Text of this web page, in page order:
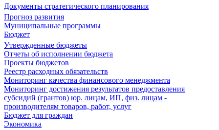
Документы стратегического планирования
Прогноз развития
Муниципальные программы
Бюджет
Утвержденные бюджеты
Отчеты об исполнении бюджета
Проекты бюджетов
Реестр расходных обязательств
Мониторинг качества финансового менеджмента
Мониторинг достижения результатов предоставления
субсидий (грантов) юр. лицам, ИП, физ. лицам -
производителям товаров, работ, услуг
Бюджет для граждан
Экономика